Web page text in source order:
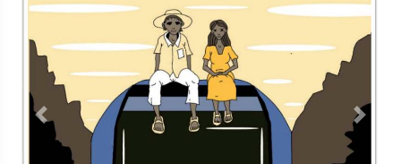
Contacto Aviso de privacidad